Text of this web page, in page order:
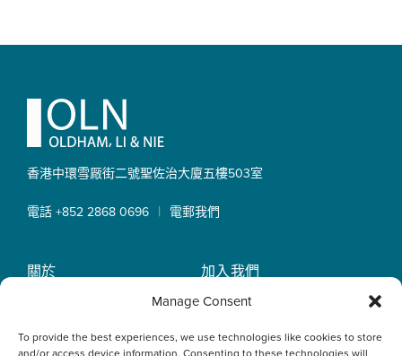
Manage Consent
To provide the best experiences, we use technologies like cookies to store
Footer
香港中環雪厰街二號聖佐治大廈五樓503室
電話 +852 2868 0696 | 電郵我們
關於
最新消息
加入我們
OLN IP Services
私隱政策